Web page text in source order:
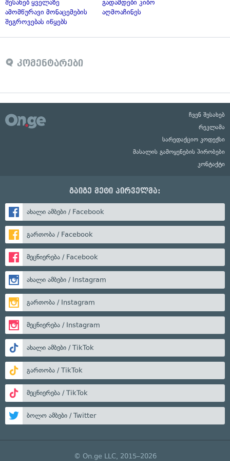
შესახებ ყველაზე
ამომწურავი მონაცემების
შეგროვებას იწყებს
გადამდები კიბო
აღმოაჩინეს
კომენტარები
ჩვენ შესახებ
რეკლამა
სარედაქციო კოდექსი
მასალის გამოყენების პირობები
კონტაქტი
გაიგე მეტი პირველმა:
ახალი ამბები / Facebook
გართობა / Facebook
მეცნიერება / Facebook
ახალი ამბები / Instagram
გართობა / Instagram
მეცნიერება / Instagram
ახალი ამბები / TikTok
გართობა / TikTok
მეცნიერება / TikTok
ბოლო ამბები / Twitter
© On.ge LLC, 2015–2026